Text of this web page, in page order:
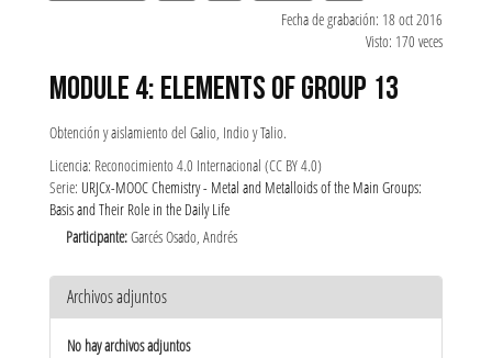
Fecha de grabación: 18 oct 2016
Visto: 170 veces
MODULE 4: ELEMENTS OF GROUP 13
Obtención y aislamiento del Galio, Indio y Talio.
Licencia: Reconocimiento 4.0 Internacional (CC BY 4.0)
Serie: URJCx-MOOC Chemistry - Metal and Metalloids of the Main Groups:
Basis and Their Role in the Daily Life
Participante:Garcés Osado, Andrés
Archivos adjuntos
No hay archivos adjuntos